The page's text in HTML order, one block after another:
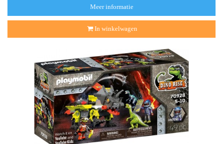
Meer informatie
In winkelwagen